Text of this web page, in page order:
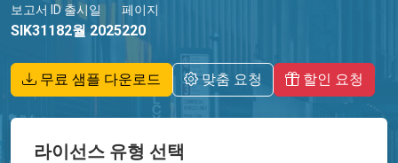
보고서 ID
SIK3118
출시일
2월 2025
페이지
220
무료 샘플 다운로드 맞춤 요청 할인 요청
라이선스 유형 선택